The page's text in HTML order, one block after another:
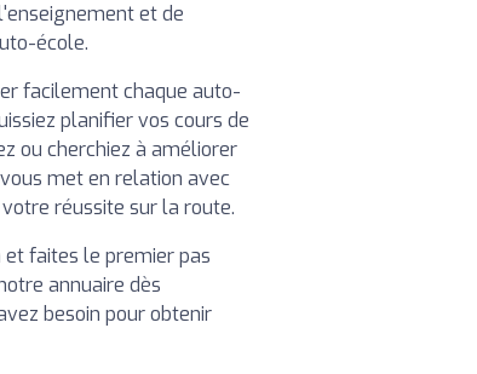
et de
école.
facilement chaque auto-
planifier vos cours de
ou cherchiez à améliorer
met en relation avec
réussite sur la route.
faites le premier pas
annuaire dès
besoin pour obtenir